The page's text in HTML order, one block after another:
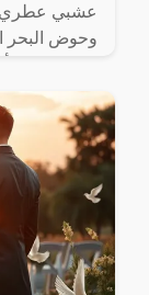
عشبي
وحوض البحر